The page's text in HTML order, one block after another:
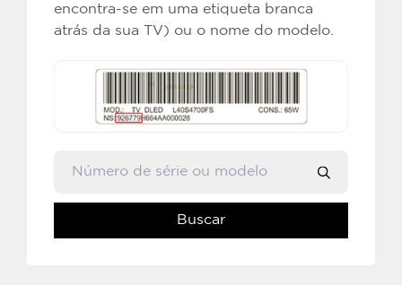
encontra-se em uma etiqueta branca
atrás da sua TV) ou o nome do modelo.
Buscar